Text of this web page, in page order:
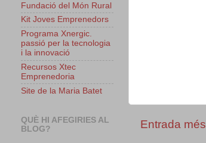
Entrada
Fundació del Món Rural
Kit Joves Emprenedors
Programa Xnergic.
passió per la tecnologia
i la innovació
Recursos Xtec
Emprenedoria
Site de la Maria Batet
QUÈ HI AFEGIRIES AL
BLOG?